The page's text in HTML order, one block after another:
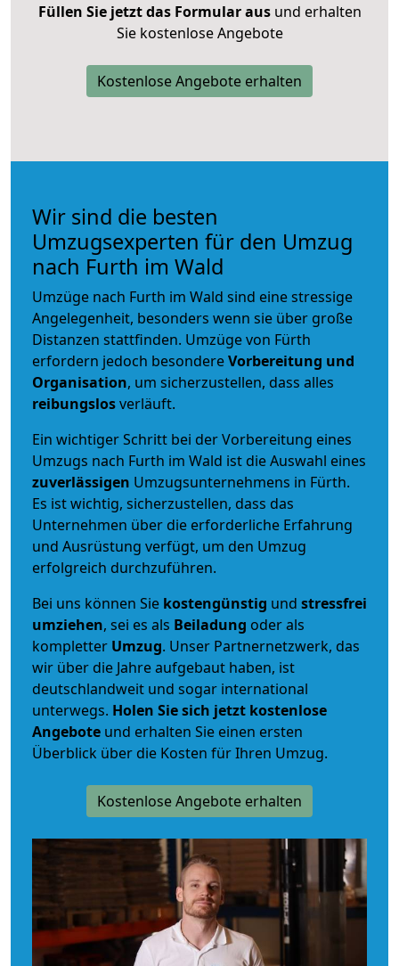
Füllen Sie jetzt das Formular ausund erhalten
Sie kostenlose Angebote
Kostenlose Angebote erhalten
Wir sind die besten
Umzugsexperten für den Umzug
nach Furth im Wald
Umzüge nach Furth im Wald sind eine stressige
Angelegenheit, besonders wenn sie über große
Distanzen stattfinden. Umzüge von Fürth
erfordern jedoch besondereVorbereitung und
Organisation, um sicherzustellen, dass alles
reibungslosverläuft.
Ein wichtiger Schritt bei der Vorbereitung eines
Umzugs nach Furth im Wald ist die Auswahl eines
zuverlässigen Umzugsunternehmens in Fürth.
Es ist wichtig, sicherzustellen, dass das
Unternehmen über die erforderliche Erfahrung
und Ausrüstung verfügt, um den Umzug
erfolgreich durchzuführen.
Bei uns können Sie kostengünstig und stressfrei
umziehen, sei es als Beiladung oder als
kompletter Umzug. Unser Partnernetzwerk, das
wir über die Jahre aufgebaut haben, ist
deutschlandweit und sogar international
unterwegs. Holen Sie sich jetzt kostenlose
Angebote und erhalten Sie einen ersten
Überblick über die Kosten für Ihren Umzug.
Kostenlose Angebote erhalten